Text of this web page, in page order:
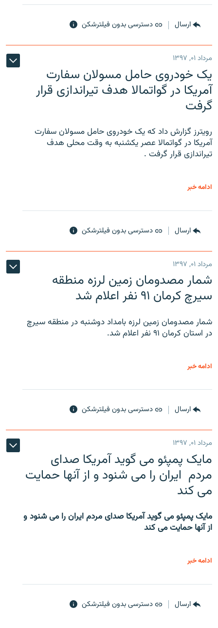
ارسال دسترسی بدون فیلترشکن
مرداد ۰۱, ۱۳۹۷
یک خودروی حامل مسولان سفارت
آمریکا در گواتمالا هدف تیراندازی قرار
گرفت
رویترز گزارش داد که یک خودروی حامل مسولان سفارت
آمریکا در گواتمالا عصر یکشنبه به وقت محلی هدف
تیراندازی قرار گرفت .
ادامه خبر
ارسال دسترسی بدون فیلترشکن
مرداد ۰۱, ۱۳۹۷
شمار مصدومان زمین لرزه منطقه
سیرچ کرمان ۹۱ نفر اعلام شد
شمار مصدومان زمین لرزه بامداد دوشنبه در منطقه سیرچ
در استان کرمان ۹۱ نفر اعلام شد.
ادامه خبر
ارسال دسترسی بدون فیلترشکن
مرداد ۰۱, ۱۳۹۷
مایک پمپئو می گوید آمریکا صدای
مردم ایران را می شنود و از آنها حمایت
می کند
مایک پمپئو می گوید آمریکا صدای مردم ایران را می شنود و
از آنها حمایت می کند
ادامه خبر
ارسال دسترسی بدون فیلترشکن